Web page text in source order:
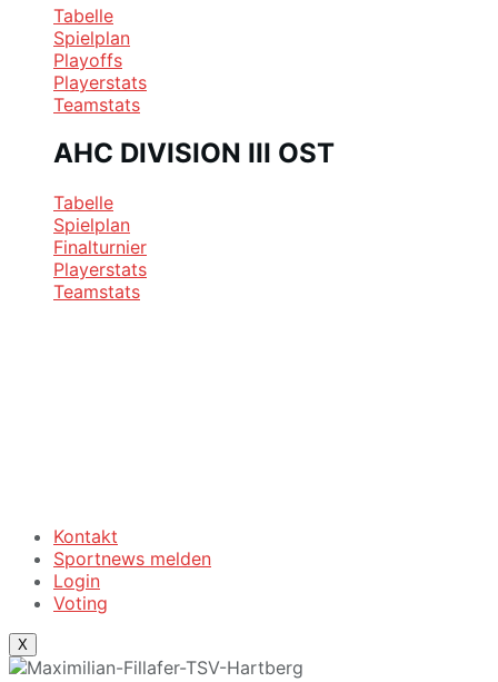
Tabelle
Spielplan
Playoffs
Playerstats
Teamstats
AHC DIVISION III OST
Tabelle
Spielplan
Finalturnier
Playerstats
Teamstats
Kontakt
Sportnews melden
Login
Voting
X